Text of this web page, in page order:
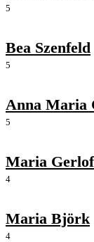
5
Bea Szenfeld
5
Anna Maria
5
Maria
4
Maria Björk
4